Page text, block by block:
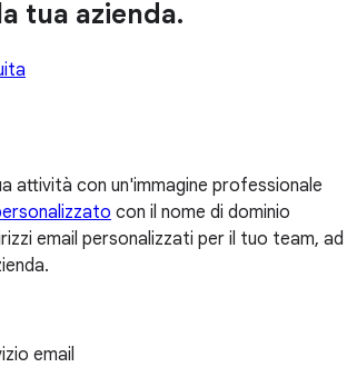
tua azienda.
attività con un'immagine professionale
con il nome di dominio
email personalizzati per il tuo team, ad
email